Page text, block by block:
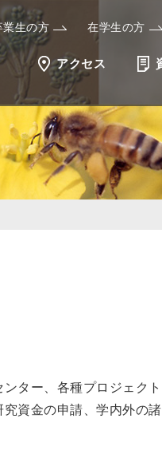
業生の方 在学生の方
アクセス
ター、各種プロジェク
資金の申請、学内外の